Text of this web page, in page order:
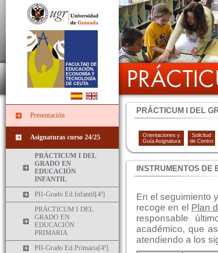
Presentación
Asignaturas curso 24/25
PRÁCTICUM I DEL
GRADO EN
EDUCACIÓN
INFANTIL
PII-Grado Ed.Infantil[4º]
PRÁCTICUM I DEL
GRADO EN
EDUCACIÓN
PRIMARIA
PII-Grado Ed.Primaria[4º]
PRÁCTICUM I DEL
Orientaciones y
Guía Asignatura
Solicitud
de Centro
INSTRUMENTOS DE
En el seguimiento
recoge en el Plan
responsable
académico, que
atendiendo a los